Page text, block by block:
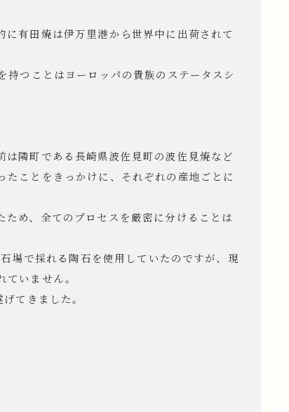
有田焼は伊万里港から世界中に出荷されて
持つことはヨーロッパの貴族のステータスシ
隣町である長崎県波佐見町の波佐見焼など
ことをきっかけに、それぞれの産地ごとに
め、全てのプロセスを厳密に分けることは
場で採れる陶石を使用していたのですが、現
ていません。
てきました。